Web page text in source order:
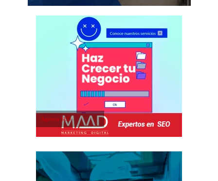
Agencia SEO